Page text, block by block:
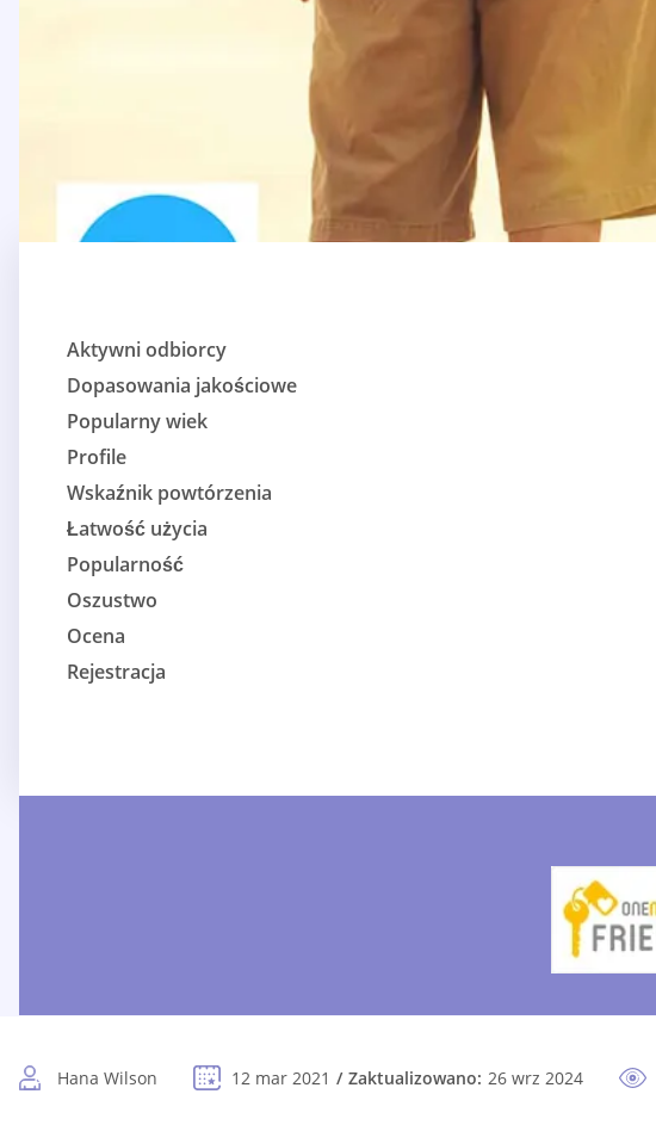
Aktywni odbiorcy
Dopasowania jakościowe
Popularny wiek
Profile
Wskaźnik powtórzenia
Łatwość użycia
Popularność
Oszustwo
Ocena
Rejestracja
Hana Wilson 12 mar 2021 Zaktualizowano: 26 wrz 2024